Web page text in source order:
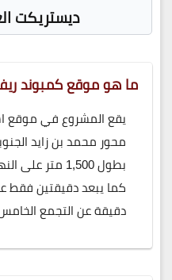
ديستريكت
ما هو موقع كمبوند
يقع المشروع في موقع
محور محمد بن زايد
بطول 1,500 متر
دقيقة عن التجمع